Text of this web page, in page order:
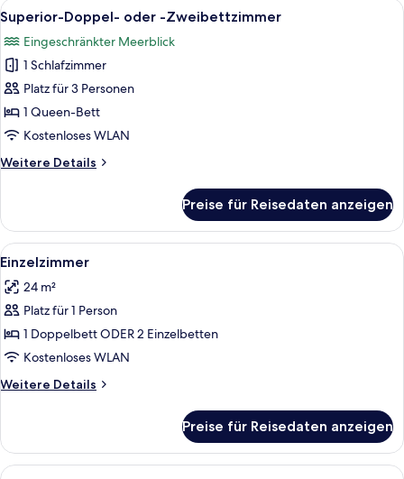
Twin
Room
Alle
Fotos
für
Superior-
Doppel-
oder
-
anzeigen
Ein modernes Hotelzimmer mit Bett,
1
Superior-Doppel- oder -Zweibettzimmer
Eingeschränkter Meerblick
1 Schlafzimmer
Platz für 3 Personen
1 Queen-Bett
Kostenloses WLAN
Weitere Details
Weitere
Doppel-
oder
-
Preise für Reisedaten anzeigen
Alle
Fotos
für
Einzelzimmer
anzeigen
Ein modernes Schlafzimmer mit
6
Einzelzimmer
24 m²
Platz für 1 Person
1 Doppelbett ODER 2 Einzelbetten
Kostenloses WLAN
Weitere Details
Weitere
Preise für Reisedaten anzeigen
Alle Ein modernes Hotelzimmer mit